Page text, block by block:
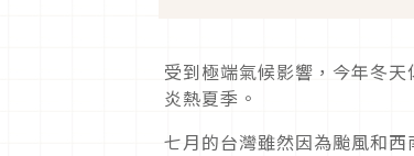
受到極端氣候影響，今年冬
炎熱夏季。
七月的台灣雖然因為颱風和